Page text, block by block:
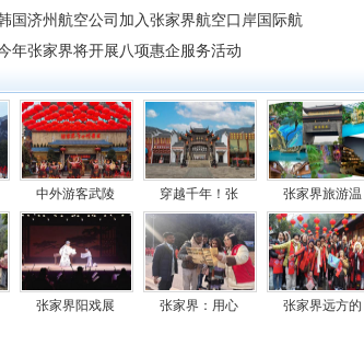
国济州航空公司加入张家界航空口岸国际航
运营
年张家界将开展八项惠企服务活动
中外游客武陵 穿越千年！张 张家界旅游温
张家界阳戏展 张家界：用心 张家界远方的